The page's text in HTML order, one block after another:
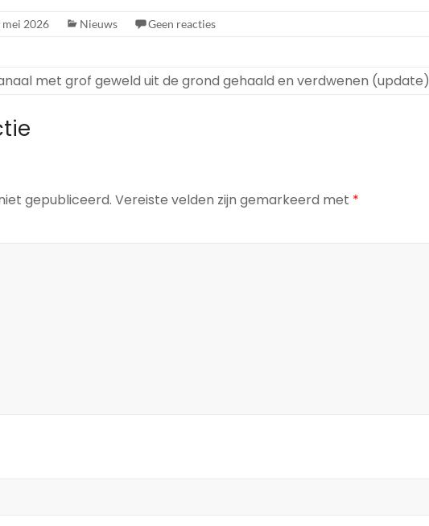
mei 2026 Nieuws Geen reacties
met grof geweld uit de grond gehaald en verdwenen (update)
gepubliceerd. Vereiste velden zijn gemarkeerd met *